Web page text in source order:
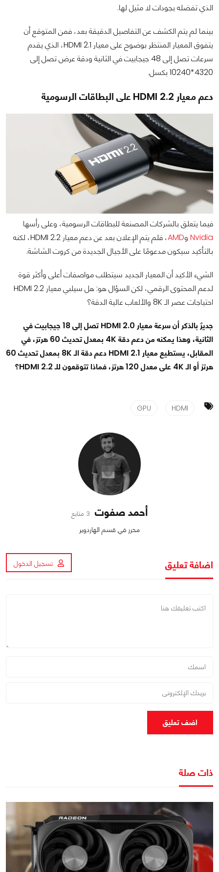
الذي تفضله بجودات لا مثيل لها.
بينما لم يتم الكشف عن التفاصيل الدقيقة بعد، فمن المتوقع أن
يتفوق المعيار المنتظر بوضوح على معيار HDMI 2.1، الذي يقدم
سرعات تصل إلى 48 جيجابيت في الثانية ودقة عرض تصل إلى
4320*10240 بكسل.
دعم معيار HDMI 2.2 على البطاقات الرسومية
فيما يتعلق بالشركات المصنعة للبطاقات الرسومية، وعلى رأسها
Nvidia وAMD
، فلم يتم الإعلان بعد عن دعم معيار HDMI 2.2، لكنه
بالتأكيد سيكون مدعومًا على الأجيال الجديدة من كروت الشاشة.
الشيء الأكيد أن المعيار الجديد سيتطلب مواصفات أعلى وأكثر قوة
لدعم المحتوى الرقمي، لكن السؤال هو: هل سيلبي معيار HDMI 2.2
احتياجات عصر الـ 8K والألعاب عالية الدقة؟
جديرٌ بالذكر أن سرعة معيار HDMI 2.0 تصل إلى 18 جيجابيت في
الثانية، وهذا يمكنه من دعم دقة 4K بمعدل تحديث 60 هرتز، في
المقابل، يستطيع معيار HDMI 2.1 دعم دقة الـ 8K بمعدل تحديث 60
هرتز أو الـ 4K على معدل 120 هرتز، فماذا تتوقعون للـ HDMI 2.2؟
HDMI
GPU
أحمد صفوت 3 متابع
محرر في قسم الهاردوير
اضافة تعليق تسجيل الدخول
اضف تعليق
ذات صلة